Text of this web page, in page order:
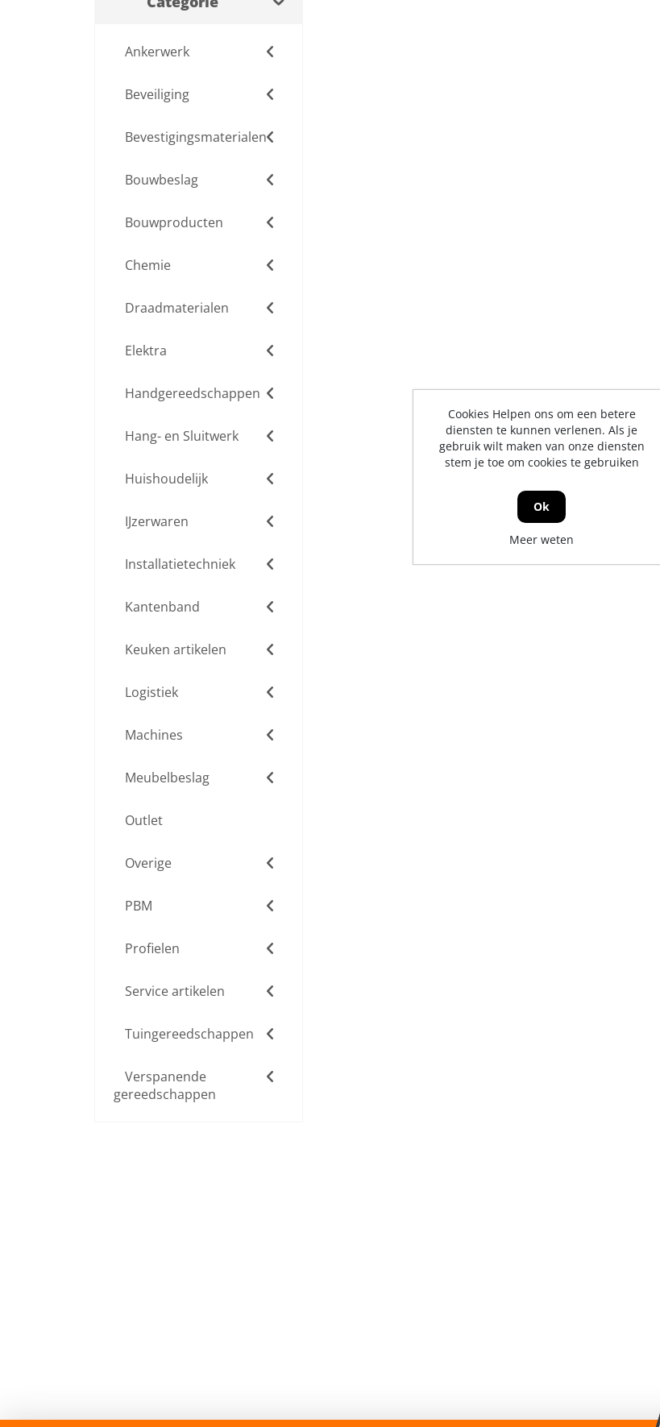
Ankerwerk
Beveiliging
Bevestigingsmaterialen
Bouwbeslag
Bouwproducten
Chemie
Draadmaterialen
Elektra
Handgereedschappen
Hang- en Sluitwerk
Huishoudelijk
IJzerwaren
Installatietechniek
Kantenband
Keuken artikelen
Logistiek
Machines
Meubelbeslag
Outlet
Overige
PBM
Profielen
Service artikelen
Tuingereedschappen
Verspanende
gereedschappen
Cookies Helpen ons om een betere
diensten te kunnen verlenen. Als je
gebruik wilt maken van onze diensten
stem je toe om cookies te gebruiken
Ok
Meer weten